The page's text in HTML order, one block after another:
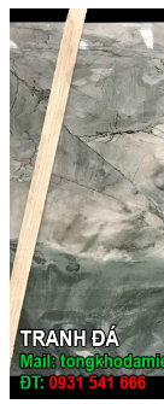
Đá
Đá
Đá
Đá
Đá
Đá
Đá
Đá